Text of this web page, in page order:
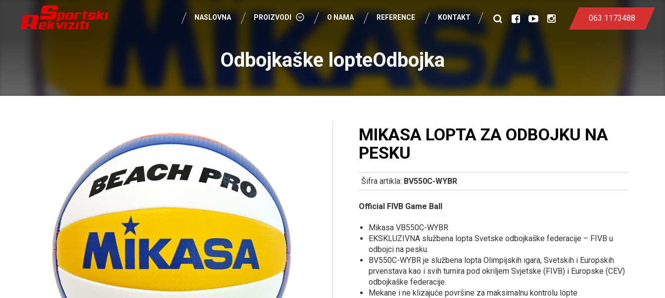
063 1173488
NASLOVNA PROIZVODI
FUTSAL
ODBOJKA
TRIBINE I STOLICE
ZAŠTITNE MREŽE
O NAMA REFERENCE KONTAKT
Odbojkaške lopteOdbojka
MIKASA LOPTA ZA ODBOJKU NA
PESKU
Šifra artikla: BV550C-WYBR
Official FIVB Game Ball
Mikasa VB550C-WYBR
EKSKLUZIVNA službena lopta Svetske odbojkaške federacije – FIVB u
odbojci na pesku.
BV550C-WYBR je službena lopta Olimpijskih igara, Svetskih i Europskih
prvenstava kao i svih turnira pod okriljem Svjetske (FIVB) i Europske (CEV)
odbojkaške federacije.
Mekane i ne klizajuće površine za maksimalnu kontrolu lopte